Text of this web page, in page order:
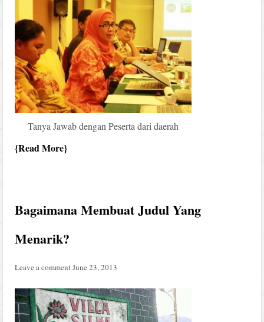
Tanya Jawab dengan Peserta dari daerah
Read More
Bagaimana Membuat Judul Yang
Menarik?
Leave a comment June 23, 2013